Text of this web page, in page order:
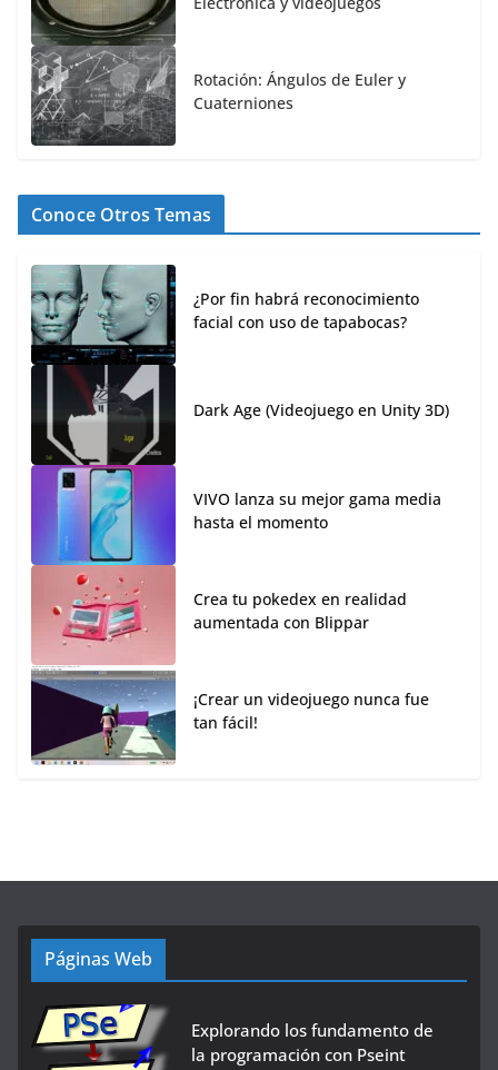
Rotación: Ángulos de Euler y
Cuaterniones
Conoce Otros Temas
¿Por fin habrá reconocimiento
facial con uso de tapabocas?
Dark Age (Videojuego en Unity 3D)
VIVO lanza su mejor gama media
hasta el momento
Crea tu pokedex en realidad
aumentada con Blippar
¡Crear un videojuego nunca fue
tan fácil!
Páginas Web
Explorando los fundamento de
la programación con Pseint